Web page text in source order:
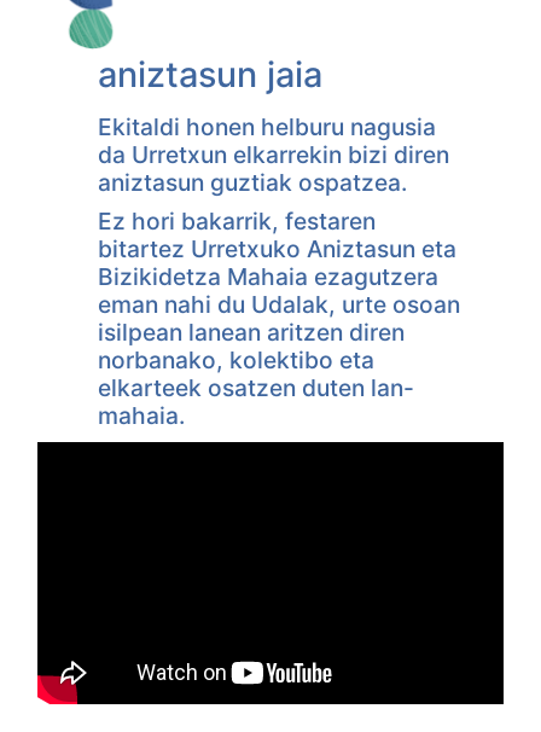
aniztasun jaia
Ekitaldi honen helburu nagusia
da Urretxun elkarrekin bizi diren
aniztasun guztiak ospatzea.
Ez hori bakarrik, festaren
bitartez Urretxuko Aniztasun eta
Bizikidetza Mahaia ezagutzera
eman nahi du Udalak, urte osoan
isilpean lanean aritzen diren
norbanako, kolektibo eta
elkarteek osatzen duten lan-
mahaia.